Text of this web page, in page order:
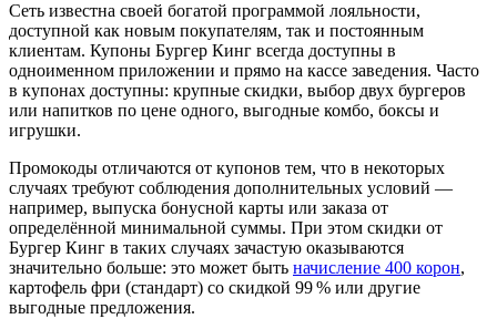
Сеть известна своей богатой программой лояльности,
доступной как новым покупателям, так и постоянным
клиентам. Купоны Бургер Кинг всегда доступны в
одноименном приложении и прямо на кассе заведения. Часто
в купонах доступны: крупные скидки, выбор двух бургеров
или напитков по цене одного, выгодные комбо, боксы и
игрушки.
Промокоды отличаются от купонов тем, что в некоторых
случаях требуют соблюдения дополнительных условий —
например, выпуска бонусной карты или заказа от
определённой минимальной суммы. При этом скидки от
Бургер Кинг в таких случаях зачастую оказываются
значительно больше: это может быть начисление 400 корон,
картофель фри (стандарт) со скидкой 99 % или другие
выгодные предложения.